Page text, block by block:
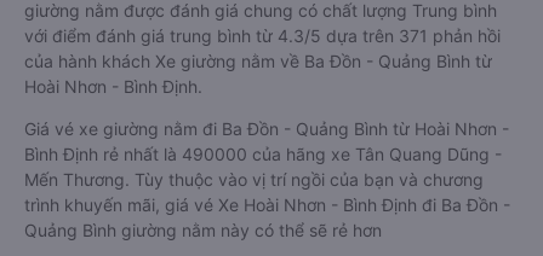
giường nằm được đánh giá chung có chất lượng Trung bình
với điểm đánh giá trung bình từ 4.3/5 dựa trên 371 phản hồi
của hành khách Xe giường nằm về Ba Đồn - Quảng Bình từ
Hoài Nhơn - Bình Định.
Giá vé xe giường nằm đi Ba Đồn - Quảng Bình từ Hoài Nhơn -
Bình Định rẻ nhất là 490000 của hãng xe Tân Quang Dũng -
Mến Thương. Tùy thuộc vào vị trí ngồi của bạn và chương
trình khuyến mãi, giá vé Xe Hoài Nhơn - Bình Định đi Ba Đồn -
Quảng Bình giường nằm này có thể sẽ rẻ hơn